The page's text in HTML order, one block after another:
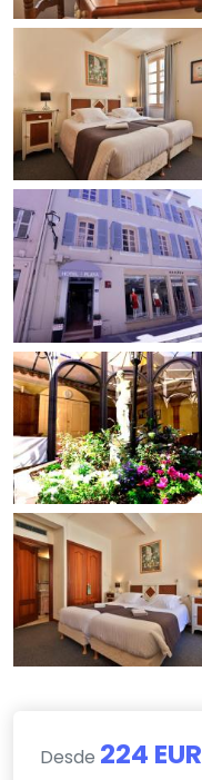
Desde 224 EUR